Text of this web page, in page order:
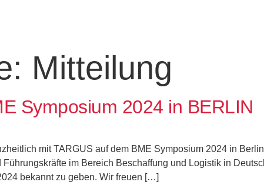
Mitteilung
Symposium 2024 in BERLIN
mit TARGUS auf dem BME Symposium 2024 in
im Bereich Beschaffung und Logistik in
bekannt zu geben. Wir freuen […]